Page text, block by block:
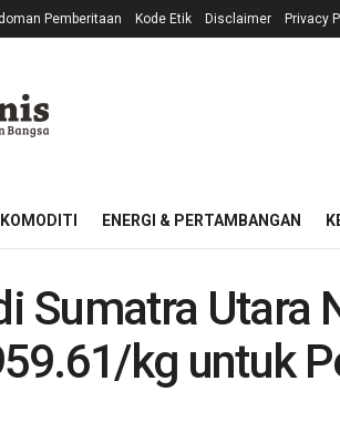
Pemberitaan Kode Etik Disclaimer Privacy
ENERGI & PERTAMBANGAN
Sumatra Utara
kg untuk